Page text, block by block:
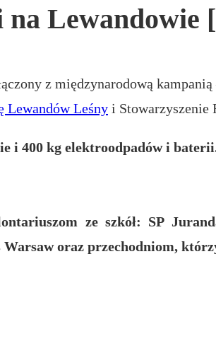
na
z międzynarodową kampanią
Lewandów Leśnyi Stowarzyszenie
i 400 kg elektroodpadów i
ze szkół: SP
oraz przechodniom,